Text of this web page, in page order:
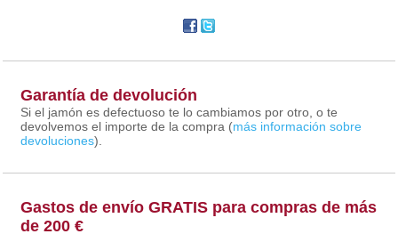
Garantía de devolución
Si el jamón es defectuoso te lo cambiamos por otro, o te
devolvemos el importe de la compra (más información sobre
devoluciones).
Gastos de envío GRATIS para compras de más
de 200 €